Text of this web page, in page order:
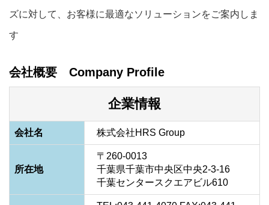
ズに対して、お客様に最適なソリューションをご案内しま
す
会社概要 Company Profile
企業情報
会社名 株式会社HRS Group
所在地
〒260-0013
千葉県千葉市中央区中央2-3-16
千葉センタースクエアビル610